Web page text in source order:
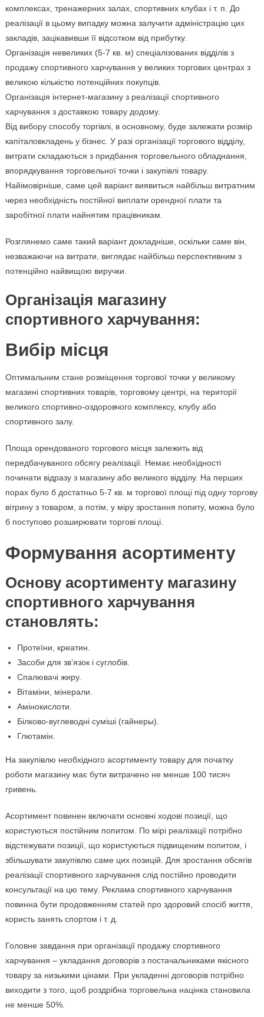
комплексах, тренажерних залах, спортивних клубах і т. п. До
реалізації в цьому випадку можна залучити адміністрацію цих
закладів, зацікавивши її відсотком від прибутку.
Організація невеликих (5-7 кв. м) спеціалізованих відділів з
продажу спортивного харчування у великих торгових центрах з
великою кількістю потенційних покупців.
Організація інтернет-магазину з реалізації спортивного
харчування з доставкою товару додому.
Від вибору способу торгівлі, в основному, буде залежати розмір
капіталовкладень у бізнес. У разі організації торгового відділу,
витрати складаються з придбання торговельного обладнання,
впорядкування торговельної точки і закупівлі товару.
Найімовірніше, саме цей варіант виявиться найбільш витратним
через необхідність постійної виплати орендної плати та
заробітної плати найнятим працівникам.
Розглянемо саме такий варіант докладніше, оскільки саме він,
незважаючи на витрати, виглядає найбільш перспективним з
потенційно найвищою виручки.
Організація магазину
спортивного харчування:
Вибір місця
Оптимальним стане розміщення торгової точки у великому
магазині спортивних товарів, торговому центрі, на території
великого спортивно-оздоровчого комплексу, клубу або
спортивного залу.
Площа орендованого торгового місця залежить від
передбачуваного обсягу реалізації. Немає необхідності
починати відразу з магазину або великого відділу. На перших
порах було б достатньо 5-7 кв. м торгової площі під одну торгову
вітрину з товаром, а потім, у міру зростання попиту, можна було
б поступово розширювати торгові площі.
Формування асортименту
Основу асортименту магазину
спортивного харчування
становлять:
Протеїни, креатин.
Засоби для зв’язок і суглобів.
Спалювачі жиру.
Вітаміни, мінерали.
Амінокислоти.
Білково-вуглеводні суміші (гайнеры).
Глютамін.
На закупівлю необхідного асортименту товару для початку
роботи магазину має бути витрачено не менше 100 тисяч
гривень.
Асортимент повинен включати основні ходові позиції, що
користуються постійним попитом. По мірі реалізації потрібно
відстежувати позиції, що користуються підвищеним попитом, і
збільшувати закупівлю саме цих позицій. Для зростання обсягів
реалізації спортивного харчування слід постійно проводити
консультації на цю тему. Реклама спортивного харчування
повинна бути продовженням статей про здоровий спосіб життя,
користь занять спортом і т. д.
Головне завдання при організації продажу спортивного
харчування – укладання договорів з постачальниками якісного
товару за низькими цінами. При укладенні договорів потрібно
виходити з того, щоб роздрібна торговельна націнка становила
не менше 50%.